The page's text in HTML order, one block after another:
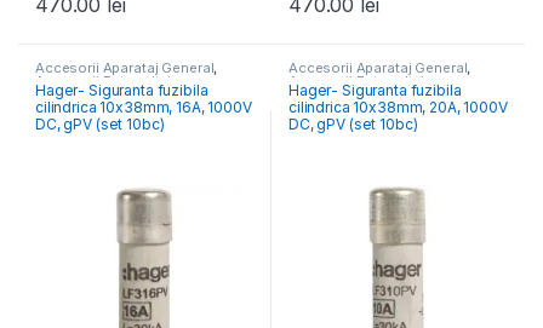
470.00 lei 470.00 lei
Accesorii Aparataj General,
Accesorii Fotovoltaice
Hager- Siguranta fuzibila
cilindrica 10x38mm, 16A, 1000V
DC, gPV (set 10bc)
Accesorii Aparataj General,
Accesorii Fotovoltaice
Hager- Siguranta fuzibila
cilindrica 10x38mm, 20A, 1000V
DC, gPV (set 10bc)